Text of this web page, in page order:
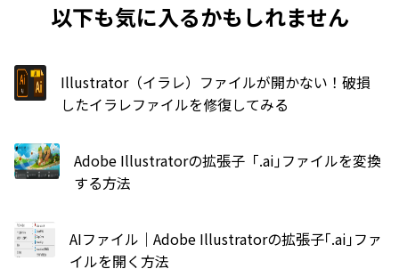
以下も気に入るかもしれません
Illustrator（イラレ）ファイルが開かない！破損
したイラレファイルを修復してみる
Adobe Illustratorの拡張子「.ai｣ファイルを変換
する方法
AIファイル｜Adobe Illustratorの拡張子｢.ai｣ファ
イルを開く方法